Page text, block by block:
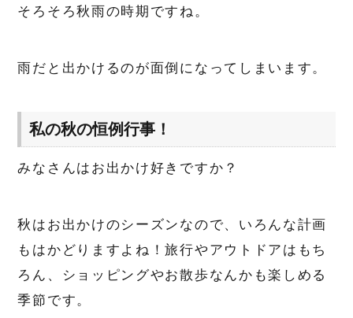
そろそろ秋雨の時期ですね。
雨だと出かけるのが面倒になってしまいます。
私の秋の恒例行事！
みなさんはお出かけ好きですか？
秋はお出かけのシーズンなので、いろんな計画
もはかどりますよね！旅行やアウトドアはもち
ろん、ショッピングやお散歩なんかも楽しめる
季節です。